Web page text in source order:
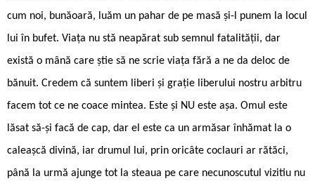
cum noi, bunăoară, luăm un pahar de pe masă și-l punem la locul
lui în bufet. Viața nu stă neapărat sub semnul fatalității, dar
există o mână care știe să ne scrie viața fără a ne da deloc de
bănuit. Credem că suntem liberi și grație liberului nostru arbitru
facem tot ce ne coace mintea. Este și NU este așa. Omul este
lăsat să-și facă de cap, dar el este ca un armăsar înhămat la o
caleașcă divină, iar drumul lui, prin oricâte coclauri ar rătăci,
până la urmă ajunge tot la steaua pe care necunoscutul vizitiu nu